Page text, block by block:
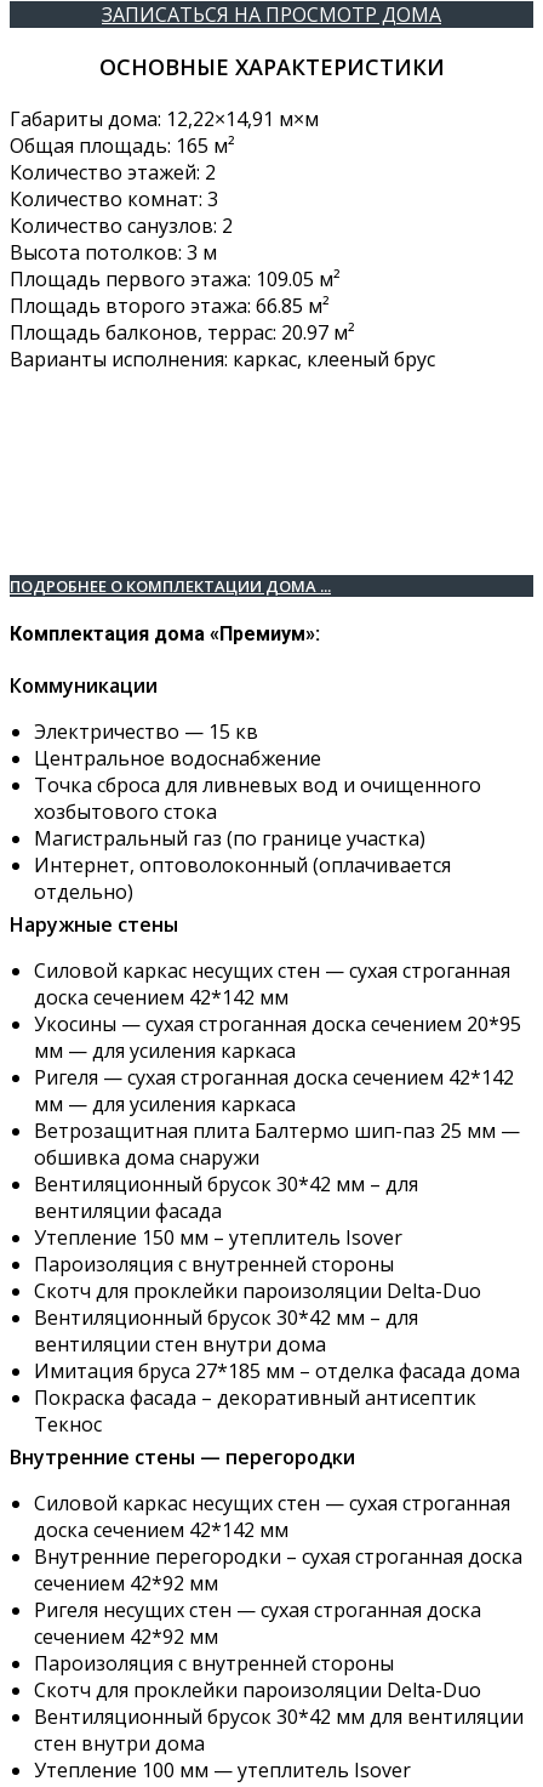
ЗАПИСАТЬСЯ НА ПРОСМОТР ДОМА
ОСНОВНЫЕ ХАРАКТЕРИСТИКИ
Габариты дома: 12,22×14,91 м×м
Общая площадь: 165 м²
Количество этажей: 2
Количество комнат: 3
Количество санузлов: 2
Высота потолков: 3 м
Площадь первого этажа: 109.05 м²
Площадь второго этажа: 66.85 м²
Площадь балконов, террас: 20.97 м²
Варианты исполнения: каркас, клееный брус
ПОДРОБНЕЕ О КОМПЛЕКТАЦИИ ДОМА ...
Комплектация дома «Премиум»:
Коммуникации
Электричество — 15 кв
Центральное водоснабжение
Точка сброса для ливневых вод и очищенного
хозбытового стока
Магистральный газ (по границе участка)
Интернет, оптоволоконный (оплачивается
отдельно)
Наружные стены
Силовой каркас несущих стен — сухая строганная
доска сечением 42*142 мм
Укосины — сухая строганная доска сечением 20*95
мм — для усиления каркаса
Ригеля — сухая строганная доска сечением 42*142
мм — для усиления каркаса
Ветрозащитная плита Балтермо шип-паз 25 мм —
обшивка дома снаружи
Вентиляционный брусок 30*42 мм – для
вентиляции фасада
Утепление 150 мм – утеплитель Isover
Пароизоляция с внутренней стороны
Скотч для проклейки пароизоляции Delta-Duo
Вентиляционный брусок 30*42 мм – для
вентиляции стен внутри дома
Имитация бруса 27*185 мм – отделка фасада дома
Покраска фасада – декоративный антисептик
Текнос
Внутренние стены — перегородки
Силовой каркас несущих стен — сухая строганная
доска сечением 42*142 мм
Внутренние перегородки – сухая строганная доска
сечением 42*92 мм
Ригеля несущих стен — сухая строганная доска
сечением 42*92 мм
Пароизоляция с внутренней стороны
Скотч для проклейки пароизоляции Delta-Duo
Вентиляционный брусок 30*42 мм для вентиляции
стен внутри дома
Утепление 100 мм — утеплитель Isover